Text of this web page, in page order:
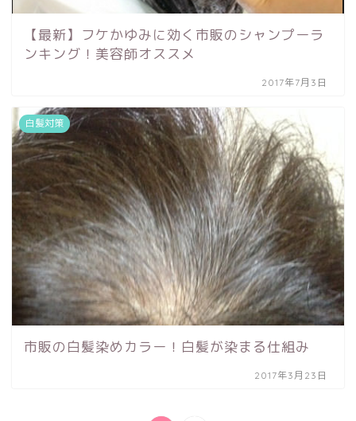
【最新】フケかゆみに効く市販のシャンプーラ
ンキング！美容師オススメ
2017年7月3日
白髪対策
市販の白髪染めカラー！白髪が染まる仕組み
2017年3月23日